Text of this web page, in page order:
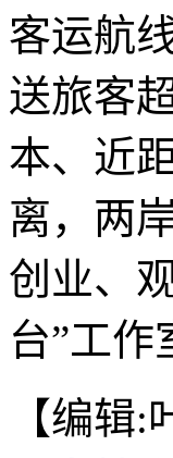
客运航
送旅客
本、近
离，两
创业、
台”工作
【编辑: